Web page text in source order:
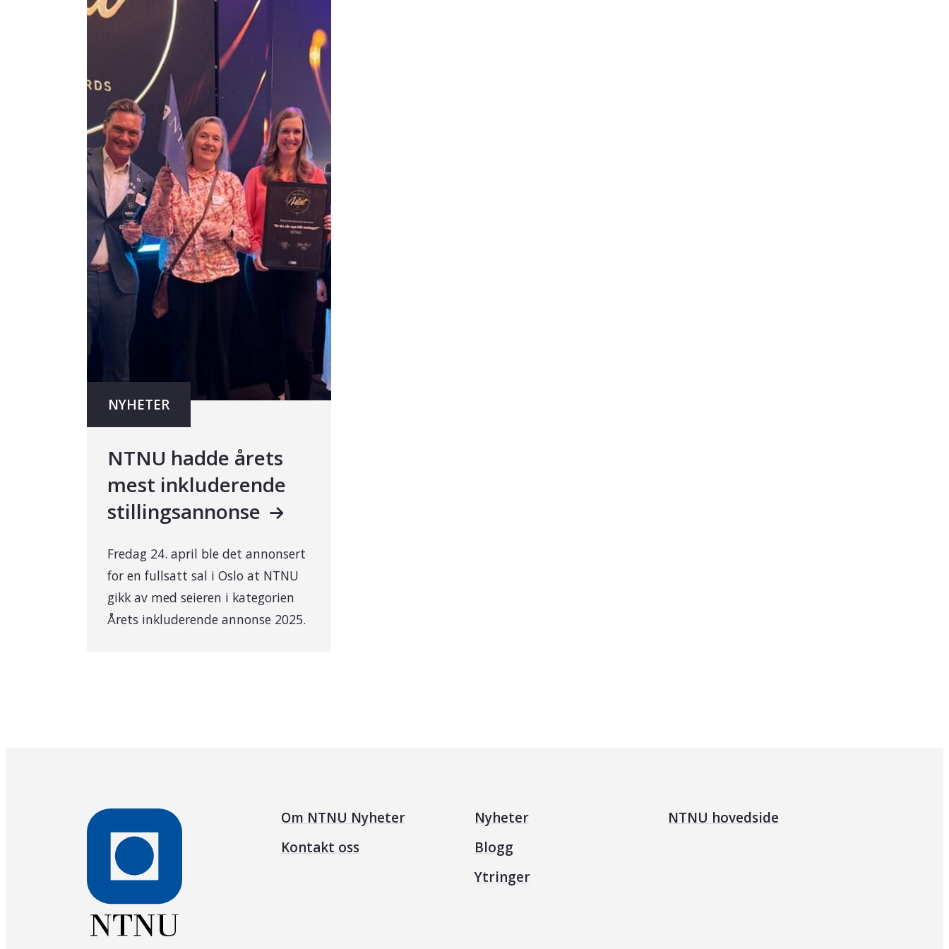
NYHETER
NTNU hadde årets
mest inkluderende
stillingsannonse
Fredag 24. april ble det annonsert
for en fullsatt sal i Oslo at NTNU
gikk av med seieren i kategorien
Årets inkluderende annonse 2025.
Om NTNU Nyheter
Kontakt oss
Nyheter
Blogg
Ytringer
NTNU hovedside